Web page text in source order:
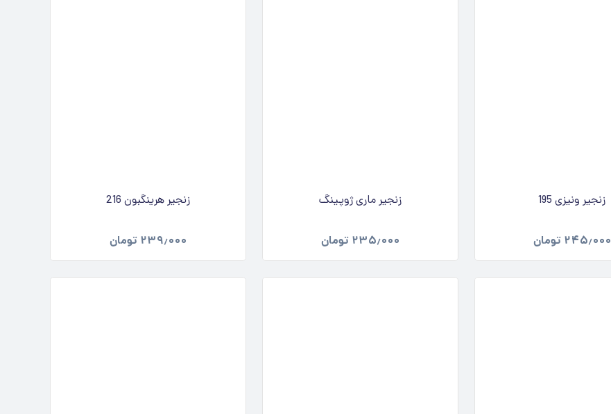
زنجیر ونیزی 195
۲۴۵٫۰۰۰ تومان
زنجیر ماری ژوپینگ
۲۳۵٫۰۰۰ تومان
زنجیر هرینگبون 216
۲۳۹٫۰۰۰ تومان